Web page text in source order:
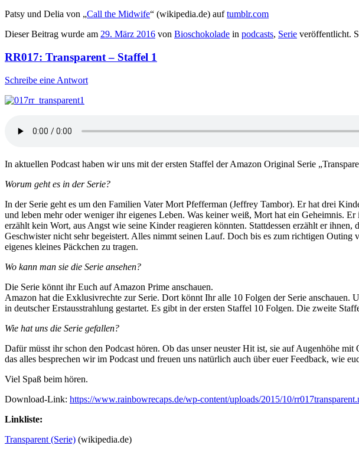
Patsy und Delia von „Call the Midwife“ (wikipedia.de) auftumblr.com
Dieser Beitrag wurde am 29. März 2016 von Bioschokolade in podcasts, Serie veröffentlicht.
RR017: Transparent – Staffel 1
Schreibe eine Antwort
In aktuellen Podcast haben wir uns mit der ersten Staffel der Amazon Original Serie
Worum geht es in der Serie?
In der Serie geht es um den Familien Vater Mort Pfefferman (Jeffrey Tambor). Er hat drei
und leben mehr oder weniger ihr eigenes Leben. Was keiner weiß, Mort hat ein Geheimnis.
erzählt kein Wort, aus Angst wie seine Kinder reagieren könnten. Stattdessen erzählt er
Geschwister nicht sehr begeistert. Alles nimmt seinen Lauf. Doch bis es zum richtigen
eigenes kleines Päckchen zu tragen.
Wo kann man sie die Serie ansehen?
Die Serie könnt ihr Euch auf Amazon Prime anschauen.
Amazon hat die Exklusivrechte zur Serie. Dort könnt Ihr alle 10 Folgen der Serie
in deutscher Erstausstrahlung gestartet. Es gibt in der ersten Staffel 10 Folgen. Die zweite
Wie hat uns die Serie gefallen?
Dafür müsst ihr schon den Podcast hören. Ob das unser neuster Hit ist, sie auf Augenhöhe
das alles besprechen wir im Podcast und freuen uns natürlich auch über euer Feedback, wie
Viel Spaß beim hören.
Download-Link: https://www.rainbowrecaps.de/wp-content/uploads/2015/10/
Linkliste:
Transparent (Serie) (wikipedia.de)